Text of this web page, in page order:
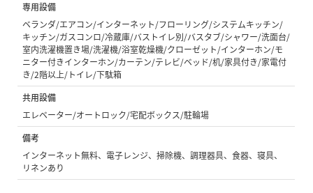
専用設備
ベランダ/エアコン/インターネット/フローリング/システムキッチン/
キッチン/ガスコンロ/冷蔵庫/バストイレ別/バスタブ/シャワー/洗面台/
室内洗濯機置き場/洗濯機/浴室乾燥機/クローゼット/インターホン/モ
ニター付きインターホン/カーテン/テレビ/ベッド/机/家具付き/家電付
き/2階以上/トイレ/下駄箱
共用設備
エレベーター/オートロック/宅配ボックス/駐輪場
備考
インターネット無料、電子レンジ、掃除機、調理器具、食器、寝具、
リネンあり